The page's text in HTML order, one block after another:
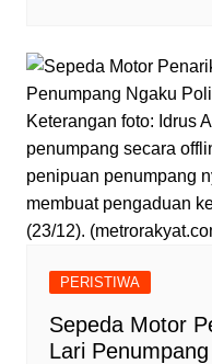
Keterangan foto: Idrus
penumpang secara
penipuan penumpang
membuat pengaduan
(23/12).
PERISTIWA
Sepeda Motor
Lari